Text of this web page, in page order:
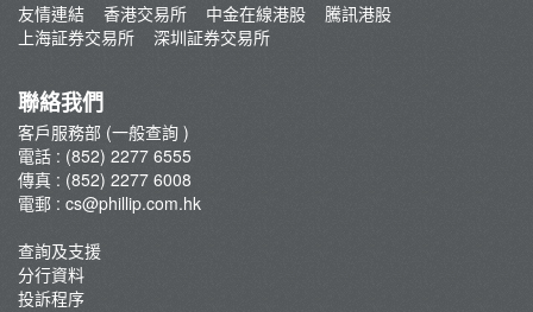
查詢及支援
轉入股票
孖展及利率
佣金及收費資料
表格下載
最新推廣及優惠
重要通知
友情連結
香港交易所 中金在線港股
騰訊港股
上海証券交易所
深圳証券交易所
聯絡我們
客戶服務部 (一般查詢 )
電話 : (852) 2277 6555
傳真 : (852) 2277 6008
電郵 : cs@phillip.com.hk
查詢及支援
分行資料
投訴程序